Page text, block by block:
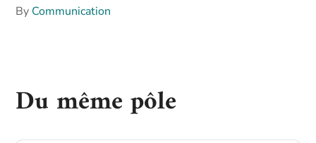
By Communication
Du même pôle